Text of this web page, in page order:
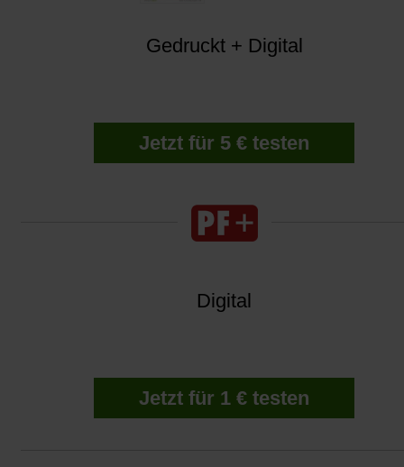
Gedruckt + Digital
Jetzt für 5 € testen
Digital
Jetzt für 1 € testen